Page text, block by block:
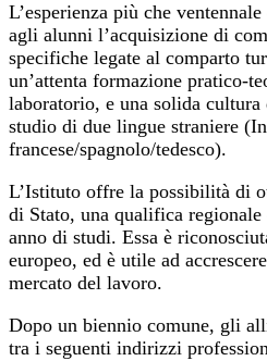
L’esperienza più che
agli alunni l’acquisizione di
specifiche legate al comparto
un’attenta formazione pratico-
laboratorio, e una solida
studio di due lingue straniere
francese/spagnolo/tedesco).
L’Istituto offre la possibilità di
di Stato, una qualifica
anno di studi. Essa è
europeo, ed è utile ad
mercato del lavoro.
Dopo un biennio comune, gli
tra i seguenti indirizzi